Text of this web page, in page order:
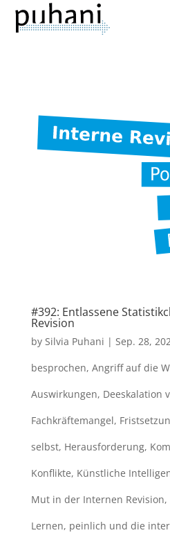
#392: Entlassene
Revision
by Silvia Puhani | Sep. 28,
besprochen, Angriff auf die
Auswirkungen, Deeskalation
Fachkräftemangel,
selbst, Herausforderung,
Konflikte, Künstliche
Mut in der Internen Revision,
Lernen, peinlich und die